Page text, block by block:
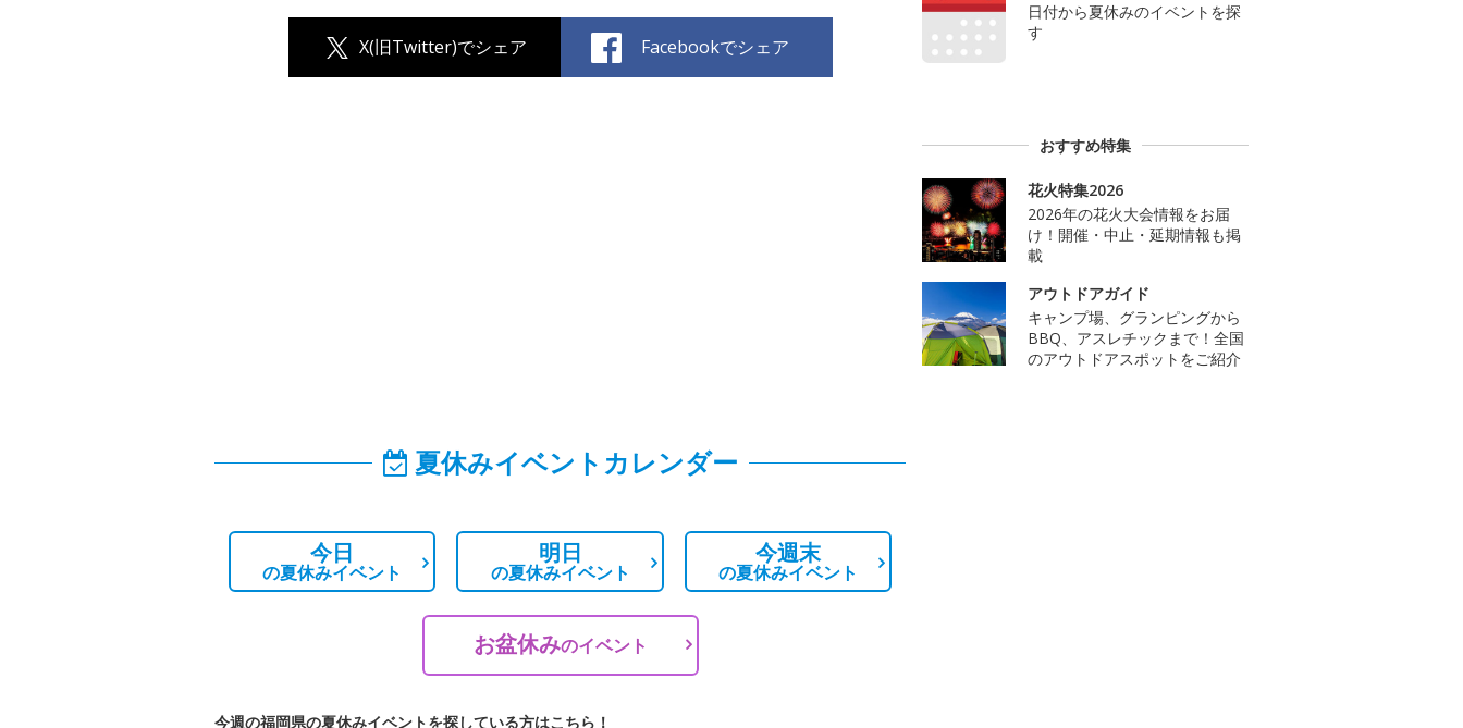
X(旧Twitter)でシェア Facebookでシェア
夏休みイベントカレンダー
今日
の夏休みイベント
明日
の夏休みイベント
今週末
の夏休みイベント
お盆休みのイベント
今週の福岡県の夏休みイベントを探している方はこちら！
日付から夏休みのイベントを探
す
おすすめ特集
花火特集2026
2026年の花火大会情報をお届
け！開催・中止・延期情報も掲
載
アウトドアガイド
キャンプ場、グランピングから
BBQ、アスレチックまで！全国
のアウトドアスポットをご紹介